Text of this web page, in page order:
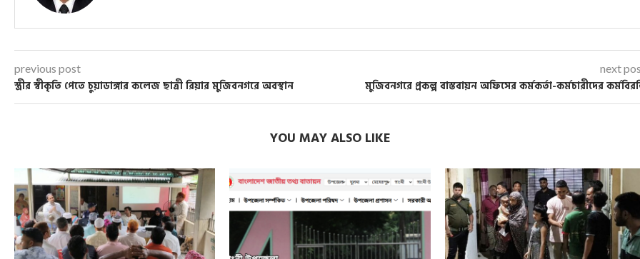
previous post
স্ত্রীর স্বীকৃতি পেতে চুয়াডাঙ্গার কলেজ ছাত্রী রিয়ার মুজিবনগরে অবস্থান
next
মুজিবনগরে প্রকল্প বাস্তবায়ন অফিসের কর্মকর্তা-কর্মচারীদের
YOU MAY ALSO LIKE